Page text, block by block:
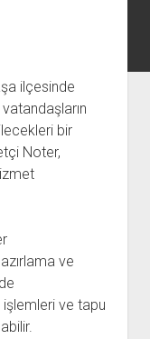
Ücretsiz
ilçesinde
bir
Noter,
ve
işlemleri ve tapu